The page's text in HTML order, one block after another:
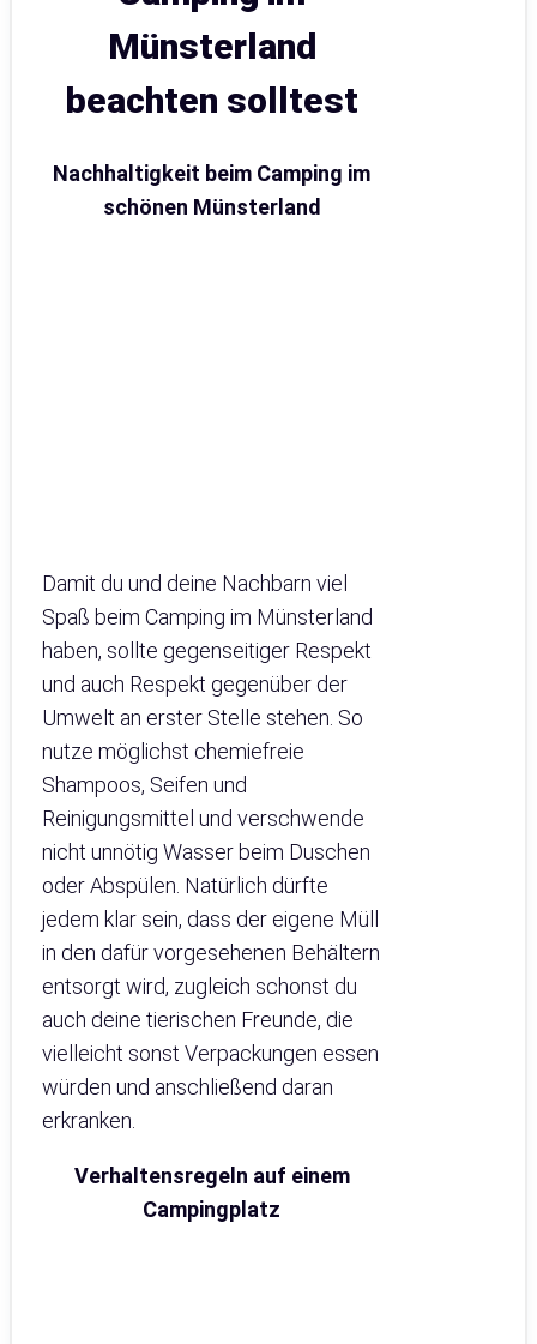
Münsterland
beachten solltest
Nachhaltigkeit beim Camping im
schönen Münsterland
Damit du und deine Nachbarn viel
Spaß beim Camping im Münsterland
haben, sollte gegenseitiger Respekt
und auch Respekt gegenüber der
Umwelt an erster Stelle stehen. So
nutze möglichst chemiefreie
Shampoos, Seifen und
Reinigungsmittel und verschwende
nicht unnötig Wasser beim Duschen
oder Abspülen. Natürlich dürfte
jedem klar sein, dass der eigene Müll
in den dafür vorgesehenen Behältern
entsorgt wird, zugleich schonst du
auch deine tierischen Freunde, die
vielleicht sonst Verpackungen essen
würden und anschließend daran
erkranken.
Verhaltensregeln auf einem
Campingplatz